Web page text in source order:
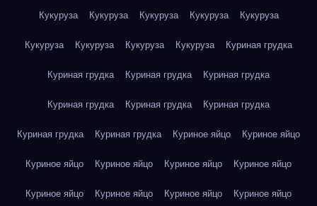
Кукуруза Кукуруза Кукуруза Кукуруза Кукуруза
Кукуруза Кукуруза Кукуруза Кукуруза Куриная грудка
Куриная грудка Куриная грудка Куриная грудка
Куриная грудка Куриная грудка Куриная грудка
Куриная грудка Куриная грудка Куриное яйцо Куриное яйцо
Куриное яйцо Куриное яйцо Куриное яйцо Куриное яйцо
Куриное яйцо Куриное яйцо Куриное яйцо Куриное яйцо